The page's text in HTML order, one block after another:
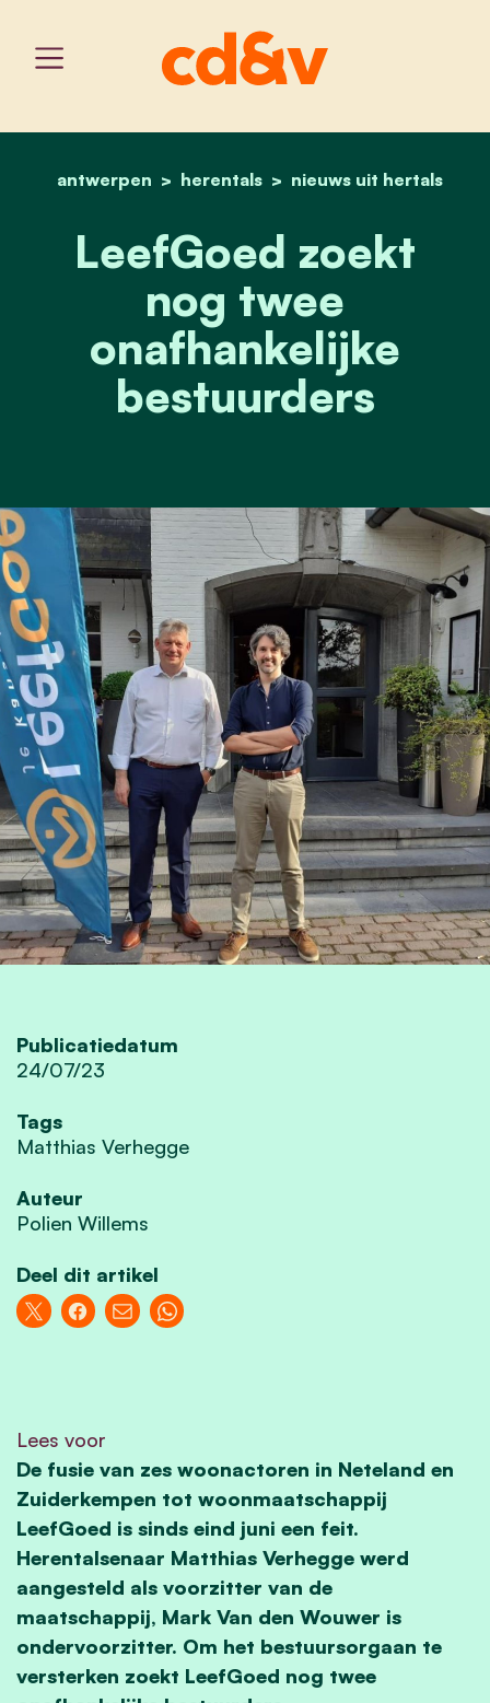
home
antwerpen herentals nieuws uit hertals
leefgoed zoekt nog
LeefGoed zoekt
nog twee
onafhankelijke
bestuurders
Publicatiedatum
24/07/23
Tags
Matthias Verhegge
Auteur
Polien Willems
Deel dit artikel
Lees voor
De fusie van zes woonactoren in Neteland en
Zuiderkempen tot woonmaatschappij
LeefGoed is sinds eind juni een feit.
Herentalsenaar Matthias Verhegge werd
aangesteld als voorzitter van de
maatschappij, Mark Van den Wouwer is
ondervoorzitter. Om het bestuursorgaan te
versterken zoekt LeefGoed nog twee